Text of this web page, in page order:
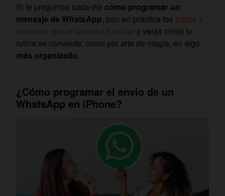
Si te preguntas cada día cómo programar un
mensaje de WhatsApp, pon en práctica los trucos y
consejos que te vamos a explicar y verás cómo tu
rutina se convierte, como por arte de magia, en algo
más organizado.
¿Cómo programar el envío de un
WhatsApp en iPhone?